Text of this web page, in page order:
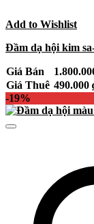
Add to Wishlist
Đầm dạ hội kim
Giá Bán
Giá Thuê 490.000
-19%